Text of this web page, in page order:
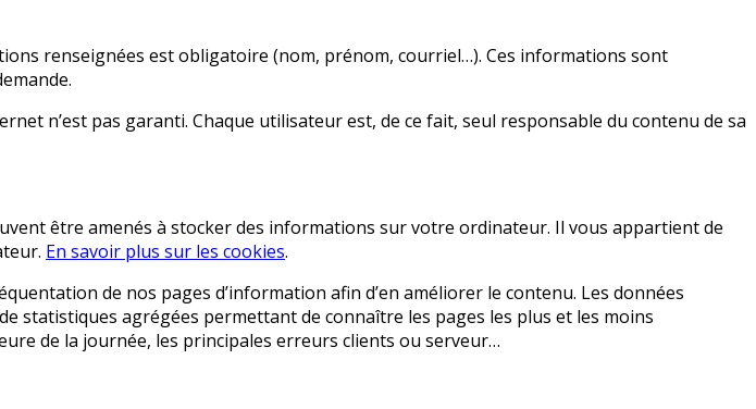
renseignées est obligatoire (nom, prénom, courriel…). Ces informations sont
n’est pas garanti. Chaque utilisateur est, de ce fait, seul responsable du contenu de sa
être amenés à stocker des informations sur votre ordinateur. Il vous appartient de
En savoir plus sur les cookies.
de nos pages d’information afin d’en améliorer le contenu. Les données
statistiques agrégées permettant de connaître les pages les plus et les moins
de la journée, les principales erreurs clients ou serveur…